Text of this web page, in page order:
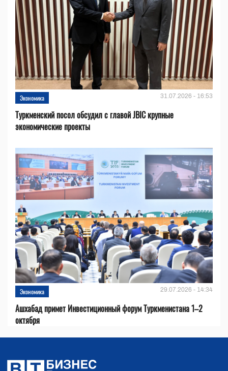
Экономика 31.07.2026 - 16:53
Туркменский посол обсудил с главой JBIC крупные
экономические проекты
Экономика 29.07.2026 - 14:34
Ашхабад примет Инвестиционный форум Туркменистана 1–2
октября